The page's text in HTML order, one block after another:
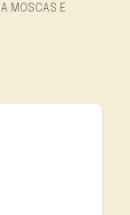
MOSCAS E